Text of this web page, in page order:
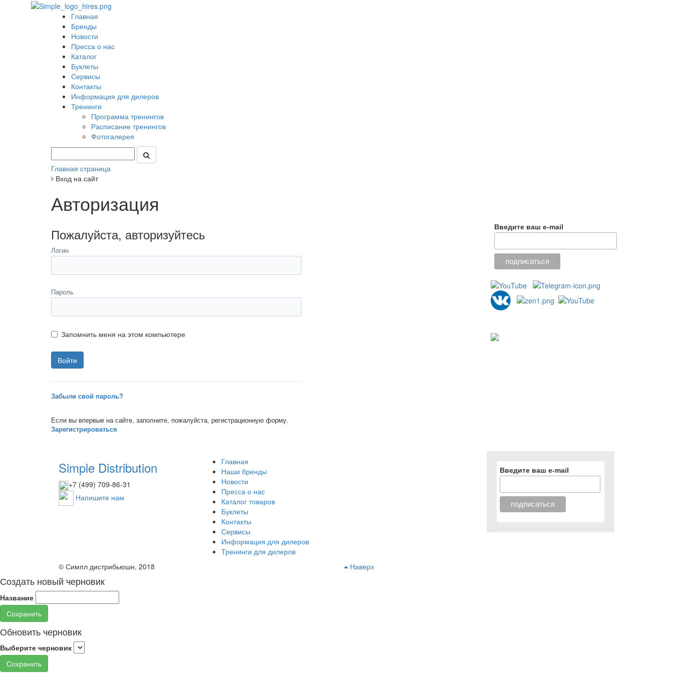
Главная
Бренды
Новости
Пресса о нас
Каталог
Буклеты
Сервисы
Контакты
Информация для дилеров
Тренинги
Программа тренингов
Расписание тренингов
Фотогалерея
Главная страница
Вход на сайт
Авторизация
Пожалуйста, авторизуйтесь
Логин
Пароль
Запомнить меня на этом компьютере
Забыли свой пароль?
Если вы впервые на сайте, заполните, пожалуйста, регистрационную форму.
Зарегистрироваться
Введите ваш e-mail
Главная
Наши бренды
Новости
Пресса о нас
Каталог товаров
Буклеты
Контакты
Сервисы
Информация для дилеров
Тренинги для дилеров
Введите ваш e-mail
Simple Distribution
+7 (499) 709-86-31
Напишите нам
© Симпл дистрибьюшн, 2018 Наверх
Создать новый черновик
Название
Сохранить
Обновить черновик
Выберите черновик
Сохранить